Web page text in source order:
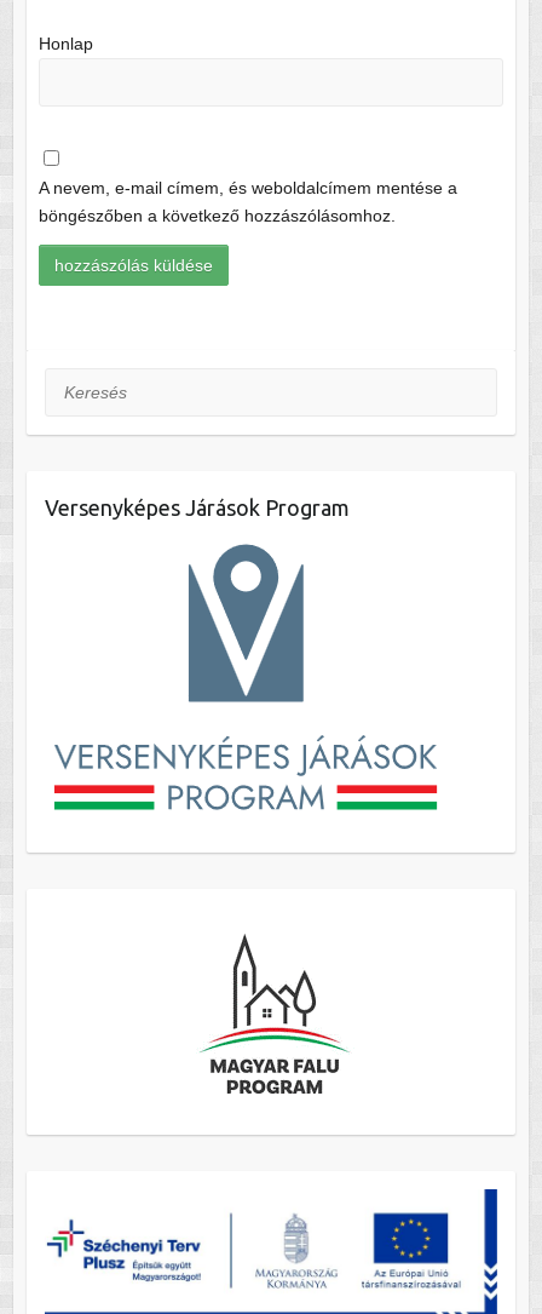
Honlap
A nevem, e-mail címem, és weboldalcímem mentése a
böngészőben a következő hozzászólásomhoz.
Keresés
Versenyképes Járások Program